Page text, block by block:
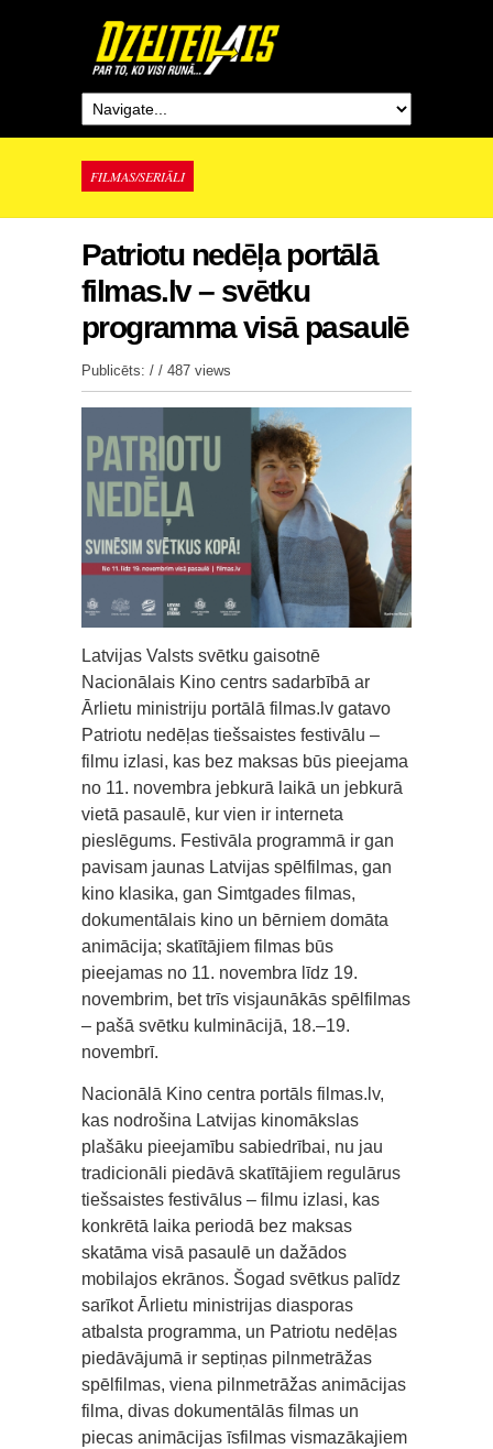
FILMAS/SERIĀLI
Patriotu nedēļa portālā
filmas.lv – svētku
programma visā pasaulē
Publicēts: / / 487 views
Latvijas Valsts svētku gaisotnē
Nacionālais Kino centrs sadarbībā ar
Ārlietu ministriju portālā filmas.lv gatavo
Patriotu nedēļas tiešsaistes festivālu –
filmu izlasi, kas bez maksas būs pieejama
no 11. novembra jebkurā laikā un jebkurā
vietā pasaulē, kur vien ir interneta
pieslēgums. Festivāla programmā ir gan
pavisam jaunas Latvijas spēlfilmas, gan
kino klasika, gan Simtgades filmas,
dokumentālais kino un bērniem domāta
animācija; skatītājiem filmas būs
pieejamas no 11. novembra līdz 19.
novembrim, bet trīs visjaunākās spēlfilmas
– pašā svētku kulminācijā, 18.–19.
novembrī.
Nacionālā Kino centra portāls filmas.lv,
kas nodrošina Latvijas kinomākslas
plašāku pieejamību sabiedrībai, nu jau
tradicionāli piedāvā skatītājiem regulārus
tiešsaistes festivālus – filmu izlasi, kas
konkrētā laika periodā bez maksas
skatāma visā pasaulē un dažādos
mobilajos ekrānos. Šogad svētkus palīdz
sarīkot Ārlietu ministrijas diasporas
atbalsta programma, un Patriotu nedēļas
piedāvājumā ir septiņas pilnmetrāžas
spēlfilmas, viena pilnmetrāžas animācijas
filma, divas dokumentālās filmas un
piecas animācijas īsfilmas vismazākajiem